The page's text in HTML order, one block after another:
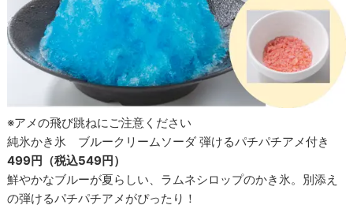
※アメの飛び跳ねにご注意ください
純氷かき氷 ブルークリームソーダ 弾けるパチパチアメ付き
499円（税込549円）
鮮やかなブルーが夏らしい、ラムネシロップのかき氷。別添え
の弾けるパチパチアメがぴったり！